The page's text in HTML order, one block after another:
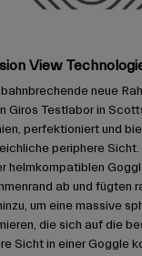
View
neue
Giros Testlabor in
perfektioniert und
periphere Sicht.
helmkompatiblen
ab und fügten
um eine massive
die sich auf die
Sicht in einer Goggle